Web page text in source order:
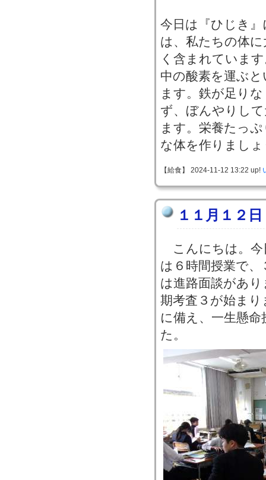
今日は『ひじき
は、私たちの体
く含まれていま
中の酸素を運ぶ
ます。鉄が足り
ず、ぼんやりし
ます。栄養たっ
な体を作りまし
【給食】 2024-11-12 13:22 up!
１１月１２
こんにちは。今
は６時間授業で
は進路面談があ
期考査３が始ま
に備え、一生懸
た。